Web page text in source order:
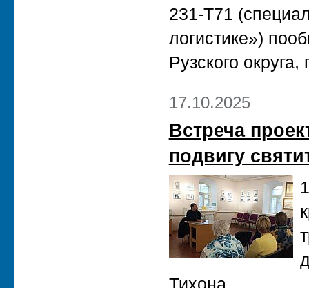
231-Т71
логистике»)
Рузского
17.10.2025
Встреча
подвигу
Тихона.